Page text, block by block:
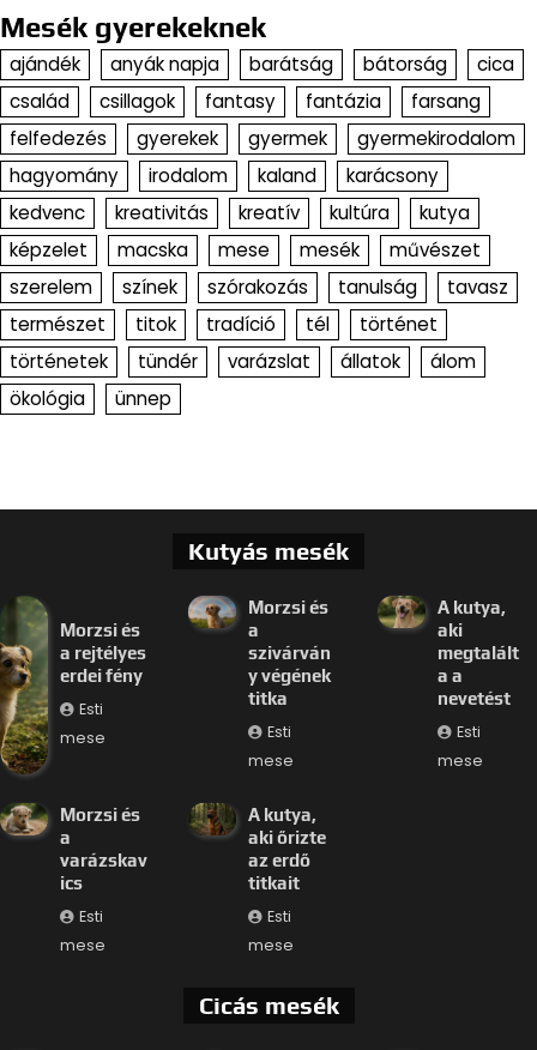
Mesék gyerekeknek
ajándék anyák napja barátság bátorság
cica
család
csillagok fantasy fantázia
farsang
felfedezés
gyerekek gyermek
gyermekirodalom
hagyomány
irodalom kaland
karácsony
kedvenc
kreativitás kreatív kultúra
kutya
képzelet
macska mese mesék
művészet
szerelem
színek szórakozás tanulság
tavasz
természet
titok tradíció tél
történet
történetek
tündér varázslat állatok
álom
ökológia
ünnep
Kutyás mesék
Morzsi és
a rejtélyes
erdei fény
Esti
mese
Morzsi és
a
szivárván
y végének
titka
Esti
mese
A kutya,
aki
megtalált
a a
nevetést
Esti
mese
Morzsi és
a
varázskav
ics
Esti
mese
A kutya,
aki őrizte
az erdő
titkait
Esti
mese
Cicás mesék